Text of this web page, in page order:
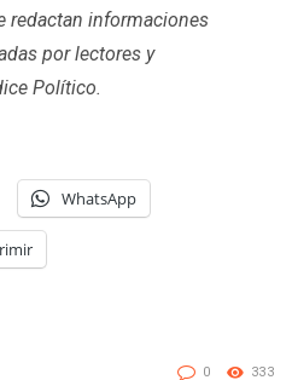
redactan informaciones
por lectores y
Político.
WhatsApp
0 333